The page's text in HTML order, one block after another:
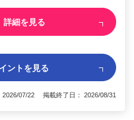
詳細を見る
ントを見る
2026/07/22 掲載終了日： 2026/08/31